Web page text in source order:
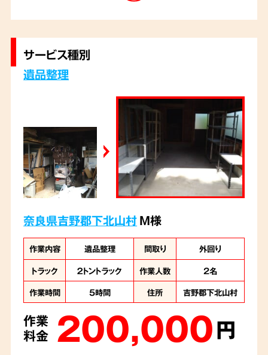
ズに行いました。
サービス種別
遺品整理
奈良県吉野郡下北山村M様
作業内容 遺品整理 間取り
外回り
トラック
２トントラック 作業人数
2名
作業時間
5時間 住所 吉野郡下北山村
作業
料金 200,000円